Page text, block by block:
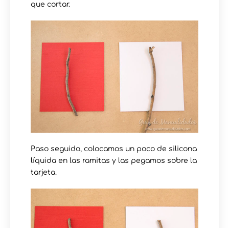
que cortar.
Paso seguido, colocamos un poco de silicona
líquida en las ramitas y las pegamos sobre la
tarjeta.